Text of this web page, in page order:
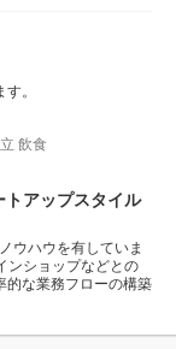
。
飲食
トアップスタイル
ウハウを有していま
ンショップなどとの
的な業務フローの構築